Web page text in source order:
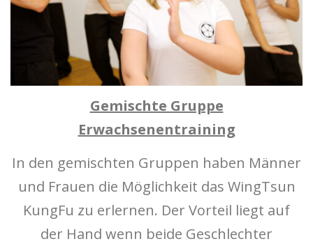
Gemischte Gruppe
Erwachsenentraining
In den gemischten Gruppen haben Männer
und Frauen die Möglichkeit das WingTsun
KungFu zu erlernen. Der Vorteil liegt auf
der Hand wenn beide Geschlechter